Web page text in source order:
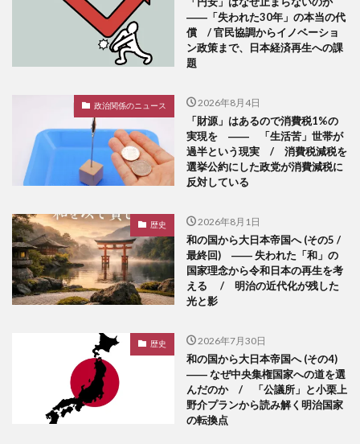
――「失われた30年」の本当の代
償 / 官民協調からイノベーショ
ン政策まで、日本経済再生への課
題
政治関係のニュース 2026年8月4日
「財源」はあるので消費税1%の
実現を ―― 「生活苦」世帯が
過半という現実 / 消費税減税を
選挙公約にした政党が消費減税に
反対している
歴史 2026年8月1日
和の国から大日本帝国へ (その5 /
最終回) ―― 失われた「和」の
国家理念から令和日本の再生を考
える / 明治の近代化が残した
光と影
歴史 2026年7月30日
和の国から大日本帝国へ (その4)
―― なぜ中央集権国家への道を選
んだのか / 「公議所」と小栗上
野介プランから読み解く明治国家
の転換点